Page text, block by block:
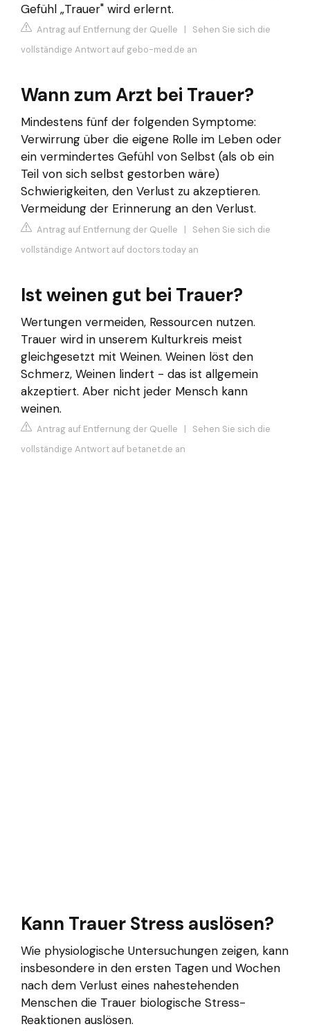
Gefühl „Trauer" wird erlernt.
Antrag auf Entfernung der Quelle | Sehen Sie sich die
vollständige Antwort auf gebo-med.de an
Wann zum Arzt bei Trauer?
Mindestens fünf der folgenden Symptome:
Verwirrung über die eigene Rolle im Leben oder
ein vermindertes Gefühl von Selbst (als ob ein
Teil von sich selbst gestorben wäre)
Schwierigkeiten, den Verlust zu akzeptieren.
Vermeidung der Erinnerung an den Verlust.
Antrag auf Entfernung der Quelle | Sehen Sie sich die
vollständige Antwort auf doctors.today an
Ist weinen gut bei Trauer?
Wertungen vermeiden, Ressourcen nutzen.
Trauer wird in unserem Kulturkreis meist
gleichgesetzt mit Weinen. Weinen löst den
Schmerz, Weinen lindert - das ist allgemein
akzeptiert. Aber nicht jeder Mensch kann
weinen.
Antrag auf Entfernung der Quelle | Sehen Sie sich die
vollständige Antwort auf betanet.de an
Kann Trauer Stress auslösen?
Wie physiologische Untersuchungen zeigen, kann
insbesondere in den ersten Tagen und Wochen
nach dem Verlust eines nahestehenden
Menschen die Trauer biologische Stress-
Reaktionen auslösen.